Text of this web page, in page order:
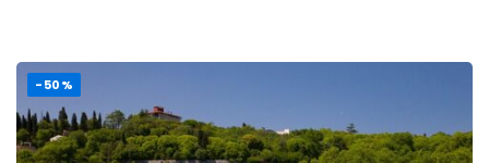
-50%